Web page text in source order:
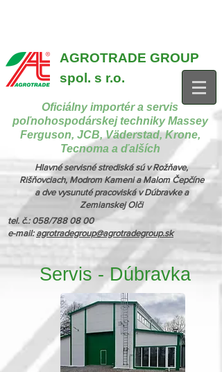
AGROTRADE GROUP
spol. s r.o.
Oficiálny importér a servis
poľnohospodárskej techniky Massey
Ferguson, JCB, Väderstad, Krone,
Tecnoma a ďalších
Hlavné servisné strediská sú v Rožňave,
Rišňovciach, Modrom Kameni a Malom Čepčíne
a dve vysunuté pracoviská v Dúbravke a
Zemianskej Olči
tel. č.: 058/788 08 00
e-mail: agrotradegroup@agrotradegroup.sk
Servis - Dúbravka